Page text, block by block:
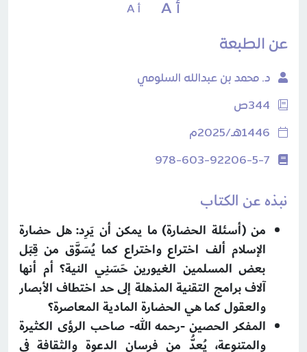
أ A أ A
عن الطبعة
د. محمد بن عبدالله السلومي
344ص
1446هـ/2025م
978-603-92206-5-7
نبذه عن الكتاب
من (أسئلة الحضارة) ما يمكن أن يَرِد: هل حضارة
الإسلام ألف اختراع واختراع كما يُسَوَّق من قِبَل
بعض المسلمين الغيورين حَسَنِي النية؟ أم أنها
آلاف برامج التقنية المذهلة إلى حد اختطاف الأبصار
والعقول كما هي الحضارة المادية المعاصرة؟
المفكر الحصين -رحمه الله- صاحب الرؤى الكثيرة
والمتنوعة، يُعدُّ من فرسان الدعوة والثقافة في